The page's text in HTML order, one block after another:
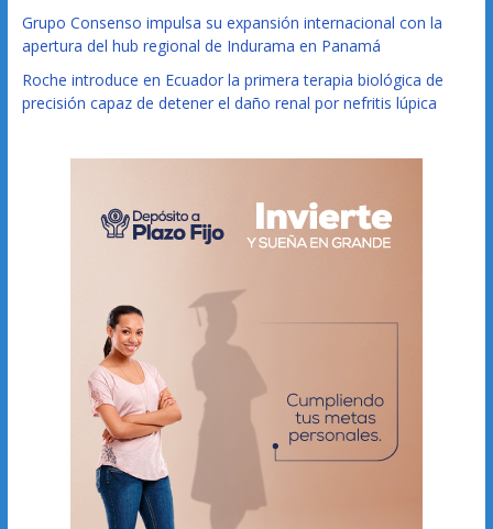
Grupo Consenso impulsa su expansión internacional con la
apertura del hub regional de Indurama en Panamá
Roche introduce en Ecuador la primera terapia biológica de
precisión capaz de detener el daño renal por nefritis lúpica